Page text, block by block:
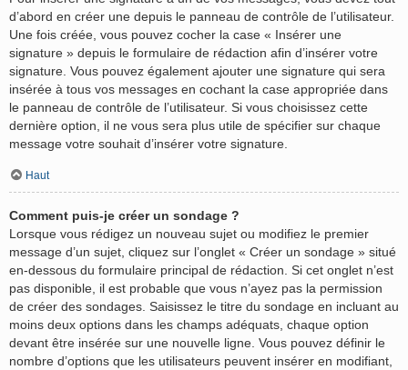
d’abord en créer une depuis le panneau de contrôle de l’utilisateur.
Une fois créée, vous pouvez cocher la case « Insérer une
signature » depuis le formulaire de rédaction afin d’insérer votre
signature. Vous pouvez également ajouter une signature qui sera
insérée à tous vos messages en cochant la case appropriée dans
le panneau de contrôle de l’utilisateur. Si vous choisissez cette
dernière option, il ne vous sera plus utile de spécifier sur chaque
message votre souhait d’insérer votre signature.
Haut
Comment puis-je créer un sondage ?
Lorsque vous rédigez un nouveau sujet ou modifiez le premier
message d’un sujet, cliquez sur l’onglet « Créer un sondage » situé
en-dessous du formulaire principal de rédaction. Si cet onglet n’est
pas disponible, il est probable que vous n’ayez pas la permission
de créer des sondages. Saisissez le titre du sondage en incluant au
moins deux options dans les champs adéquats, chaque option
devant être insérée sur une nouvelle ligne. Vous pouvez définir le
nombre d’options que les utilisateurs peuvent insérer en modifiant,